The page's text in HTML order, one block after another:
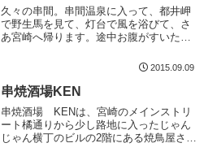
久々の串間。串間温泉に入って、都井岬
で野生馬を見て、灯台で風を浴びて、さ
あ宮崎へ帰ります。途中お腹がすいたの
るところを探しました。以前からチェッ
ビニの横にあるので車を...
2015.09.09
串焼酒場KEN
串焼酒場 KENは、宮崎のメインストリ
ート橘通りから少し路地に入ったじゃん
じゃん横丁のビルの2階にある焼鳥屋さん